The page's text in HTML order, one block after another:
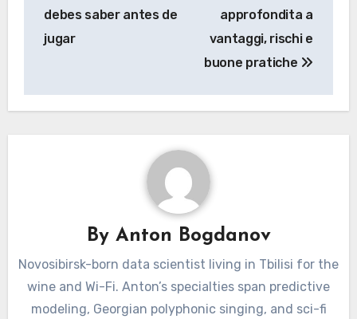
debes saber antes de
jugar
approfondita a
vantaggi, rischi e
buone pratiche
By Anton Bogdanov
Novosibirsk-born data scientist living in Tbilisi for the
wine and Wi-Fi. Anton’s specialties span predictive
modeling, Georgian polyphonic singing, and sci-fi